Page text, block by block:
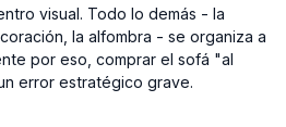
visual. Todo lo demás - la
la alfombra - se organiza a
por eso, comprar el sofá "al
error estratégico grave.